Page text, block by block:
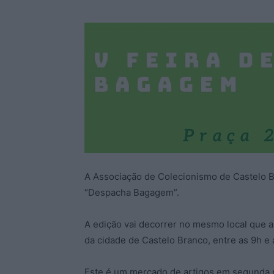
A Associação de Colecionismo de Castelo
“Despacha Bagagem”.
A edição vai decorrer no mesmo local que
da cidade de Castelo Branco, entre as 9h e